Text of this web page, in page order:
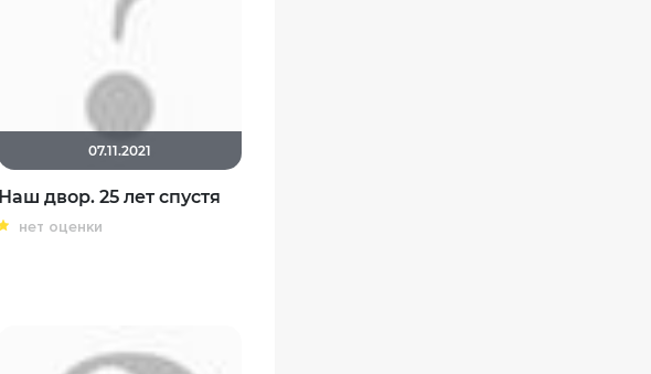
07.11.2021
Наш двор. 25 лет спустя
нет оценки